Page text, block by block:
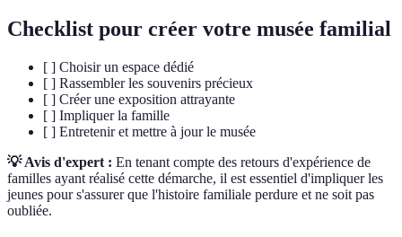
Checklist pour créer votre musée familial
[ ] Choisir un espace dédié
[ ] Rassembler les souvenirs précieux
[ ] Créer une exposition attrayante
[ ] Impliquer la famille
[ ] Entretenir et mettre à jour le musée
💡 Avis d'expert : En tenant compte des retours d'expérience de
familles ayant réalisé cette démarche, il est essentiel d'impliquer les
jeunes pour s'assurer que l'histoire familiale perdure et ne soit pas
oubliée.